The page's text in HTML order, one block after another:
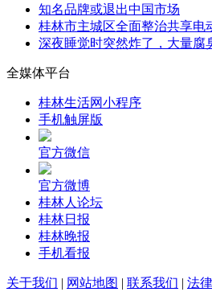
知名品牌或退出中国市场
桂林市主城区全面整治共享电
深夜睡觉时突然炸了，大量
全媒体平台
桂林生活网小程序
手机触屏版
官方微信
官方微博
桂林人论坛
桂林日报
桂林晚报
手机看报
关于我们 | 网站地图 | 联系我们 | 法